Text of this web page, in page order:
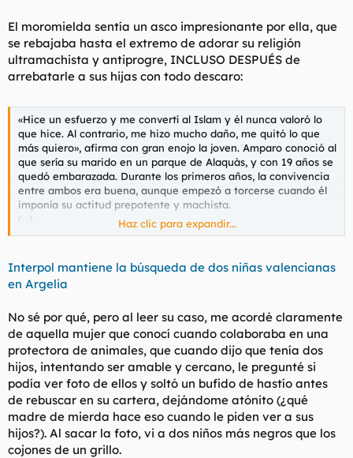
El moromielda sentía un asco impresionante por ella, que
se rebajaba hasta el extremo de adorar su religión
ultramachista y antiprogre, INCLUSO DESPUÉS de
arrebatarle a sus hijas con todo descaro:
«Hice un esfuerzo y me convertí al Islam y él nunca valoró lo
que hice. Al contrario, me hizo mucho daño, me quitó lo que
más quiero», afirma con gran enojo la joven. Amparo conoció al
que sería su marido en un parque de Alaquàs, y con 19 años se
quedó embarazada. Durante los primeros años, la convivencia
entre ambos era buena, aunque empezó a torcerse cuando él
imponía su actitud prepotente y machista.
(...)
A pesar del daño que le infligió su marido cuando se llevó a las
mezquita para pedirle a Alá que me diera fuerzas para
recuperarlas», agrega.
Haz clic para expandir...
Interpol mantiene la búsqueda de dos niñas valencianas
en Argelia
No sé por qué, pero al leer su caso, me acordé claramente
de aquella mujer que conocí cuando colaboraba en una
protectora de animales, que cuando dijo que tenía dos
hijos, intentando ser amable y cercano, le pregunté si
podía ver foto de ellos y soltó un bufido de hastío antes
de rebuscar en su cartera, dejándome atónito (¿qué
madre de mierda hace eso cuando le piden ver a sus
hijos?). Al sacar la foto, vi a dos niños más negros que los
cojones de un grillo.